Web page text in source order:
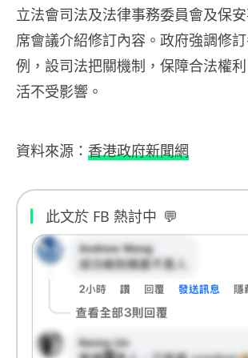
立法會司法及法律事務委員會及保
席會議介紹修訂內容。政府強調修
例，設司法把關機制，保障合法權
活不受影響。
資料來源： 香港政府新聞網
此文於 FB 熱討中 💬